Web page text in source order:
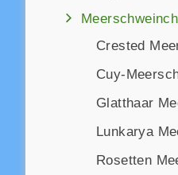
Crested
Cuy-
Glatthaar
Lunkarya
Rosetten